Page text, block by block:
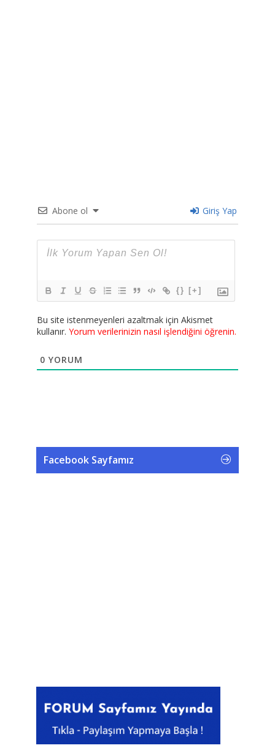
Abone ol Giriş Yap
{} [+]
Bu site istenmeyenleri azaltmak için Akismet
kullanır. Yorum verilerinizin nasıl işlendiğini öğrenin.
0 YORUM
Facebook Sayfamız